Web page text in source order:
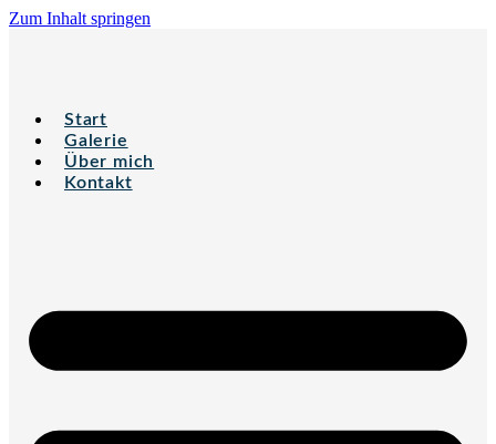
Zum Inhalt springen
Start
Galerie
Über mich
Kontakt